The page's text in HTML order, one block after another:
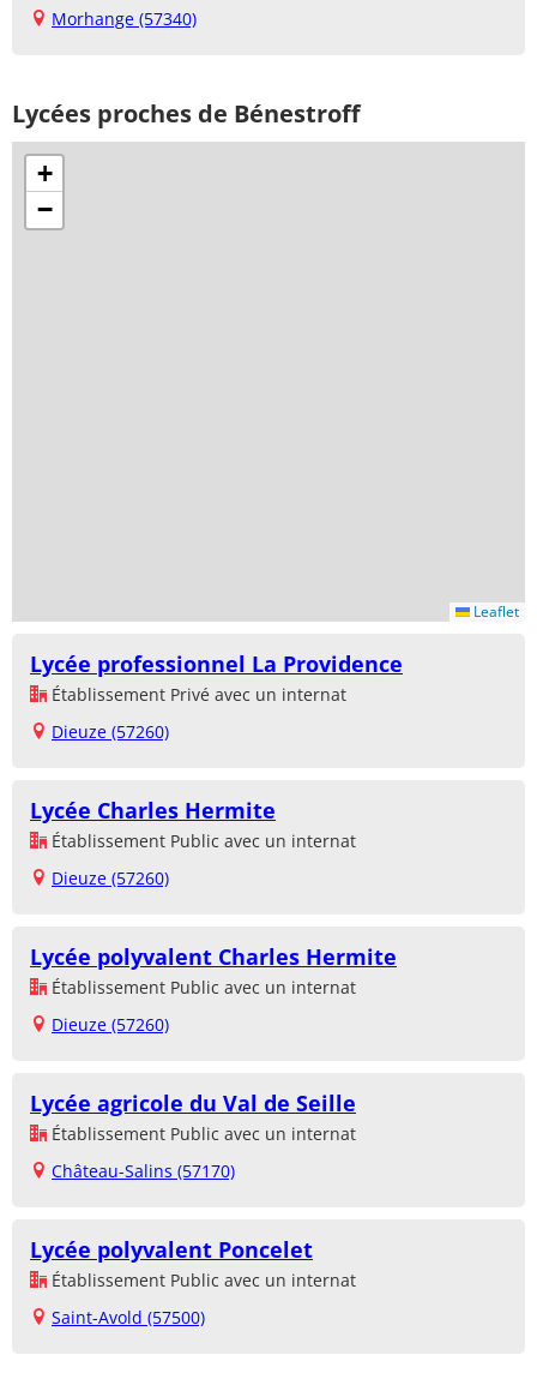
Morhange (57340)
Lycées proches de Bénestroff
+
−
Leaflet
Lycée professionnel La Providence
Établissement Privé avec un internat
Dieuze (57260)
Lycée Charles Hermite
Établissement Public avec un internat
Dieuze (57260)
Lycée polyvalent Charles Hermite
Établissement Public avec un internat
Dieuze (57260)
Lycée agricole du Val de Seille
Établissement Public avec un internat
Château-Salins (57170)
Lycée polyvalent Poncelet
Établissement Public avec un internat
Saint-Avold (57500)